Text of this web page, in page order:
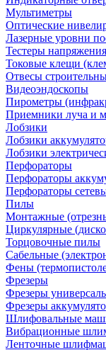
Мультиметры
Оптические
Лазерные уровни
Тестеры напряжения
Токовые клещи
Отвесы
Видеоэндоскопы
Пирометры
Приемники луча и
Лобзики
Лобзики
Лобзики
Перфораторы
Перфораторы
Перфораторы
Пилы
Монтажные
Циркулярные
Торцовочные пилы
Сабельные
Фены
Фрезеры
Фрезеры
Фрезеры
Шлифовальные
Вибрационные
Ленточные